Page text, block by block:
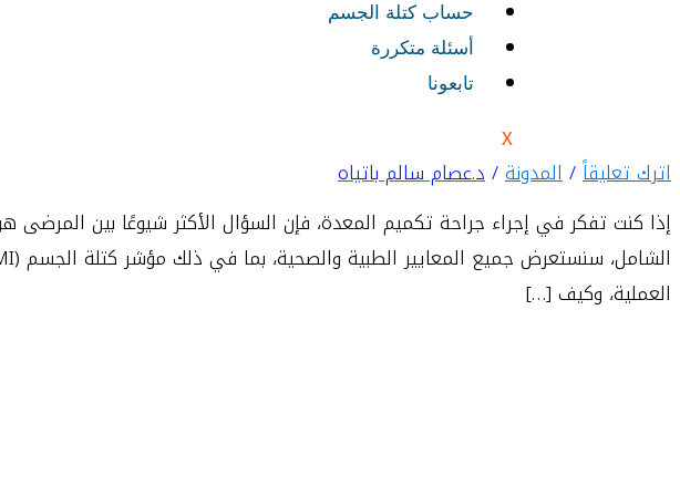
حساب كتلة الجسم
أسئلة متكررة
تابعونا
X
أقل وزن لعملية تكميم المعدة
اترك تعليقاً/المدونة/د.عصام سالم باتياه
إذا كنت تفكر في إجراء جراحة تكميم المعدة، فإن السؤال الأكثر شيوعًا بين
العملية، وكيف […]